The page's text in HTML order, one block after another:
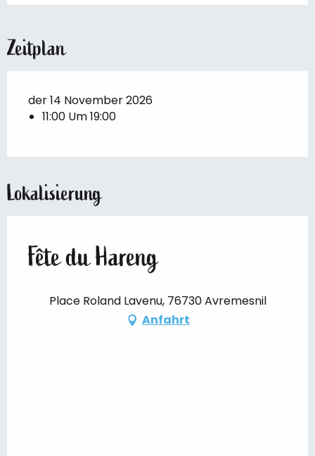
Zeitplan
der 14 November 2026
11:00 Um 19:00
Lokalisierung
Fête du Hareng
Place Roland Lavenu, 76730 Avremesnil
Anfahrt